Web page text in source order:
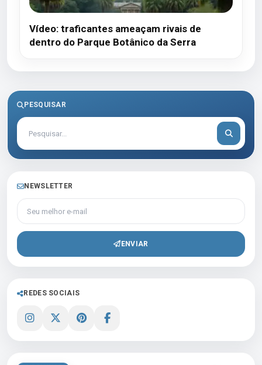
Vídeo: traficantes ameaçam rivais de
dentro do Parque Botânico da Serra
PESQUISAR
NEWSLETTER
Seu melhor e-mail
ENVIAR
REDES SOCIAIS